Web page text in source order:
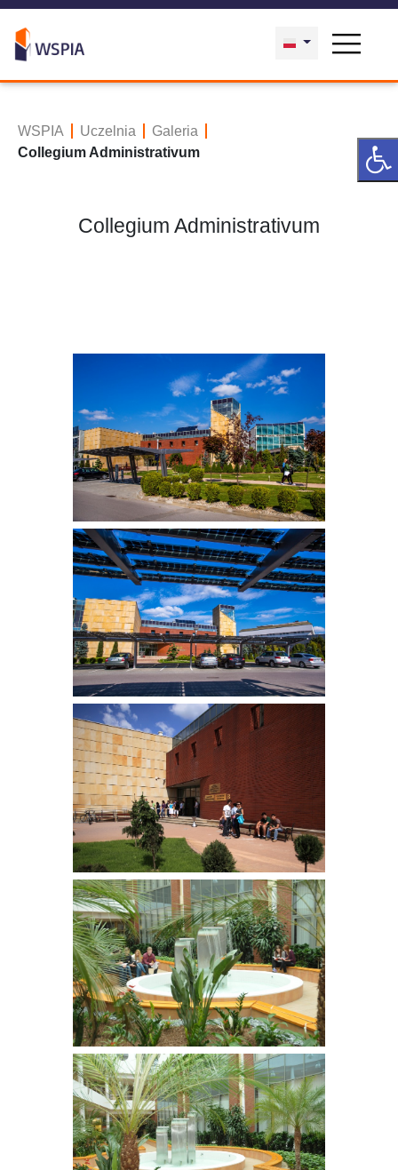
WSPIA Uczelnia
Galeria
Collegium Administrativum
Collegium Administrativum